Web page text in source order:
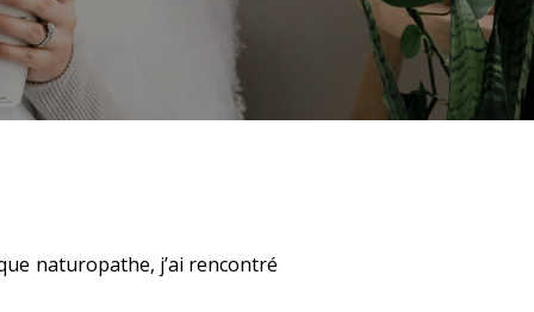
naturopathe, j’ai rencontré